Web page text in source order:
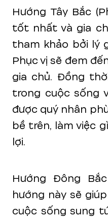
Hướng Tây Bắc
tốt nhất và gia
tham khảo bởi lý
Phục vị sẽ đem
gia chủ. Đồng
trong cuộc sống
được quý nhân
bề trên, làm việc
lợi.
Hướng Đông
hướng này sẽ
cuộc sống sung